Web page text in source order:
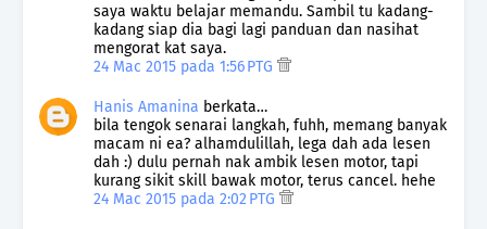
saya waktu belajar memandu. Sambil tu kadang-
kadang siap dia bagi lagi panduan dan nasihat
mengorat kat saya.
24 Mac 2015 pada 1:56 PTG
Hanis Amanina berkata…
bila tengok senarai langkah, fuhh, memang banyak
macam ni ea? alhamdulillah, lega dah ada lesen
dah :) dulu pernah nak ambik lesen motor, tapi
kurang sikit skill bawak motor, terus cancel. hehe
24 Mac 2015 pada 2:02 PTG